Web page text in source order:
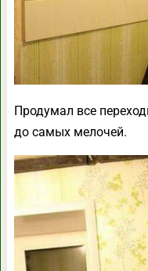
Продумал все
до самых мелочей.